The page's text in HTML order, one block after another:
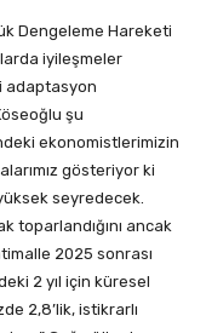
Dengeleme Hareketi
iyileşmeler
adaptasyon
şu
ekonomistlerimizin
gösteriyor ki
seyredecek.
toparlandığını ancak
2025 sonrası
2 yıl için küresel
2,8’lik, istikrarlı